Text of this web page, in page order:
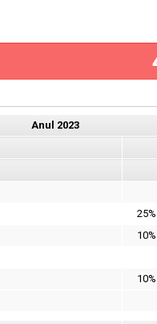
Anul 2023
25%
10%
10%